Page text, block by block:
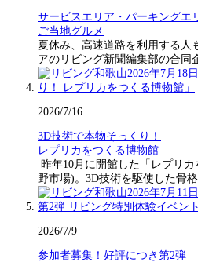
サービスエリア・パーキングエ
ご当地グルメ
夏休み、高速道路を利用する人
アのリビング新聞編集部の合同
2026/7/16
3D技術で本物そっくり！
レプリカをつくる博物館
昨年10月に開館した「レプリ
野市場)。3D技術を駆使した骨
2026/7/9
参加者募集！好評につき第2弾